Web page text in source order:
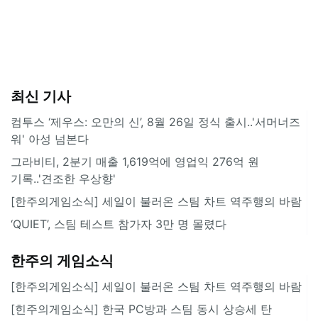
최신 기사
컴투스 ‘제우스: 오만의 신’, 8월 26일 정식 출시..'서머너즈
워' 아성 넘본다
그라비티, 2분기 매출 1,619억에 영업익 276억 원
기록..'견조한 우상향'
[한주의게임소식] 세일이 불러온 스팀 차트 역주행의 바람
‘QUIET’, 스팀 테스트 참가자 3만 명 몰렸다
한주의 게임소식
[한주의게임소식] 세일이 불러온 스팀 차트 역주행의 바람
[힌주의게임소식] 한국 PC방과 스팀 동시 상승세 탄